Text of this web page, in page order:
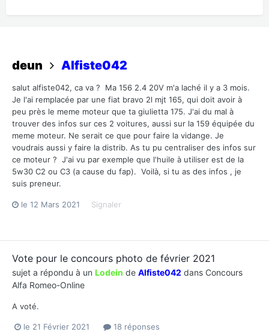
deun Alfiste042
salut alfiste042, ca va ? Ma 156 2.4 20V m'a laché il y a 3 mois.
Je l'ai remplacée par une fiat bravo 2l mjt 165, qui doit avoir à
peu près le meme moteur que ta giulietta 175. J'ai du mal à
trouver des infos sur ces 2 voitures, aussi sur la 159 équipée du
meme moteur. Ne serait ce que pour faire la vidange. Je
voudrais aussi y faire la distrib. As tu pu centraliser des infos sur
ce moteur ? J'ai vu par exemple que l'huile à utiliser est de la
5w30 C2 ou C3 (a cause du fap). Voilà, si tu as des infos , je
suis preneur.
le 12 Mars 2021 Signaler
Vote pour le concours photo de février 2021
sujet a répondu à un Lodein de Alfiste042 dans Concours
Alfa Romeo-Online
A voté.
le 21 Février 2021 18 réponses